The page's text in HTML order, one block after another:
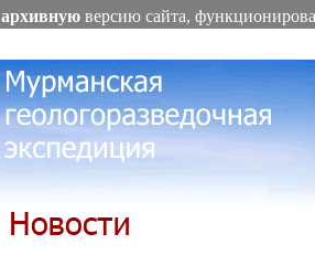
архивную версию сайта,21 февраля 2017 года